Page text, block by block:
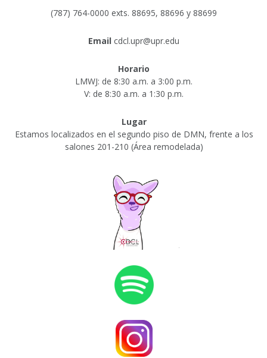
(787) 764-0000 exts. 88695, 88696 y 88699
Email cdcl.upr@upr.edu
Horario
LMWJ: de 8:30 a.m. a 3:00 p.m.
V: de 8:30 a.m. a 1:30 p.m.
Lugar
Estamos localizados en el segundo piso de DMN, frente a los
salones 201-210 (Área remodelada)